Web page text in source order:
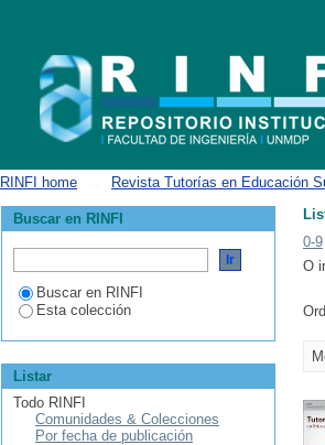
RINFI home Revista Tutorías en Educación
0-9
O
Buscar en RINFI
Buscar en RINFI
Esta colección
Listar
Todo RINFI
Comunidades & Colecciones
Por fecha de publicación